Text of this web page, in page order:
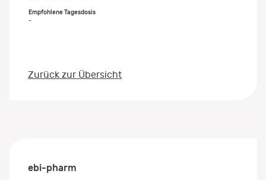
-
Zurück zur Übersicht
ebi-pharm